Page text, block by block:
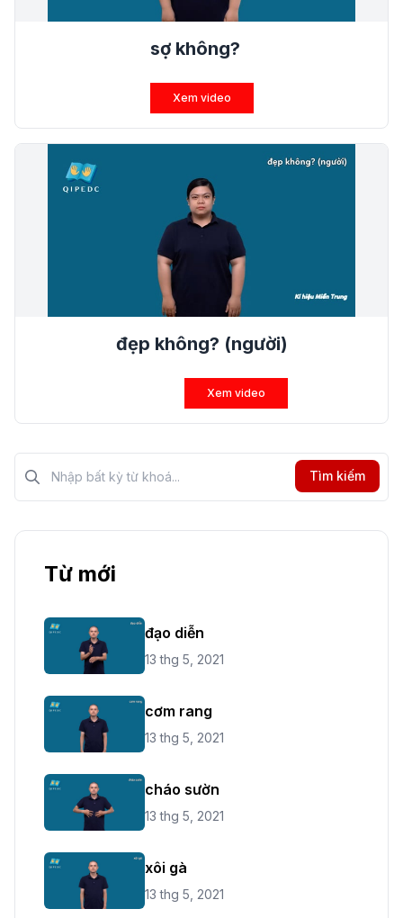
sợ không?
Xem video
đẹp không? (người)
Xem video
Tìm kiếm?>
Tìm kiếm
Từ mới
đạo diễn
13 thg 5, 2021
cơm rang
13 thg 5, 2021
cháo sườn
13 thg 5, 2021
xôi gà
13 thg 5, 2021